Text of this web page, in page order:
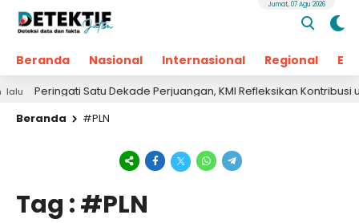
Beranda Nasional Internasional Regional
Jumat, 07 Agu 2026
Peringati Satu Dekade Perjuangan, KMI Refleksikan Kontribusi
Beranda
#PLN
Tag : #PLN